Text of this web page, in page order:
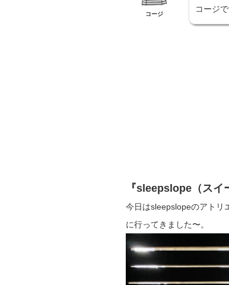
コージ
コージで
『sleepslope（スイ
今日はsleepslopeのアトリ
に行ってきました〜。